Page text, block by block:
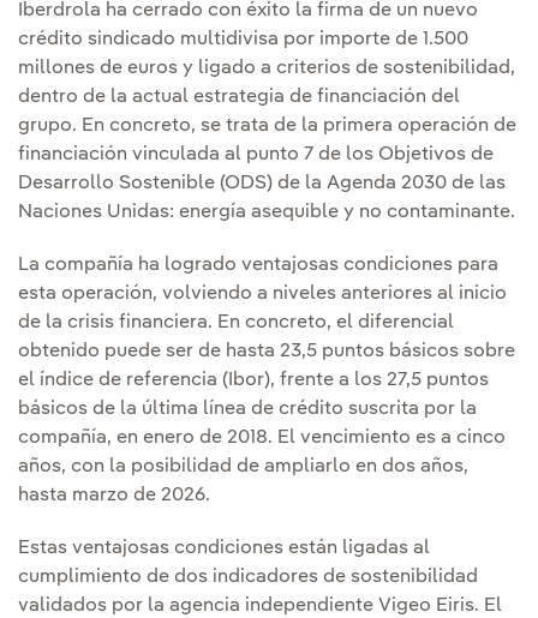
Iberdrola ha cerrado con éxito la firma de un nuevo
crédito sindicado multidivisa por importe de 1.500
millones de euros y ligado a criterios de sostenibilidad,
dentro de la actual estrategia de financiación del
grupo. En concreto, se trata de la primera operación de
financiación vinculada al punto 7 de los Objetivos de
Desarrollo Sostenible (ODS) de la Agenda 2030 de las
Naciones Unidas: energía asequible y no contaminante.
La compañía ha logrado ventajosas condiciones para
esta operación, volviendo a niveles anteriores al inicio
de la crisis financiera. En concreto, el diferencial
obtenido puede ser de hasta 23,5 puntos básicos sobre
el índice de referencia (Ibor), frente a los 27,5 puntos
básicos de la última línea de crédito suscrita por la
compañía, en enero de 2018. El vencimiento es a cinco
años, con la posibilidad de ampliarlo en dos años,
hasta marzo de 2026.
Estas ventajosas condiciones están ligadas al
cumplimiento de dos indicadores de sostenibilidad
validados por la agencia independiente Vigeo Eiris. El